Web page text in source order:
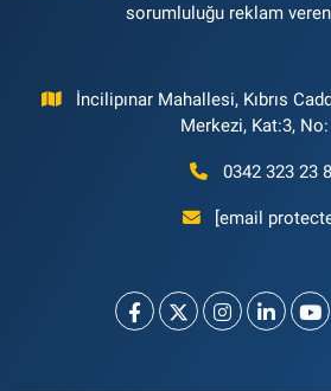
sorumluluğu reklam
İncilipınar Mahallesi, Kıbrıs
Merkezi, Kat:3,
0342 323 23
[email